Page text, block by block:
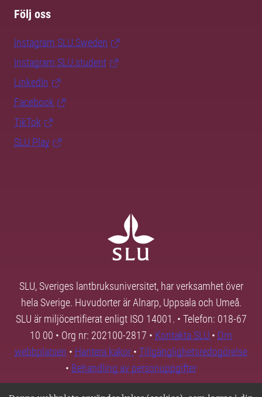
Följ oss
Instagram SLU.Sweden
Instagram SLU.student
LinkedIn
Facebook
TikTok
SLU Play
SLU, Sveriges lantbruksuniversitet, har verksamhet över
hela Sverige. Huvudorter är Alnarp, Uppsala och Umeå.
SLU är miljöcertifierat enligt ISO 14001. • Telefon: 018-67
10 00 • Org nr: 202100-2817 • Kontakta SLU • Om
webbplatsen • Hantera kakor • Tillgänglighetsredogörelse
• Behandling av personuppgifter